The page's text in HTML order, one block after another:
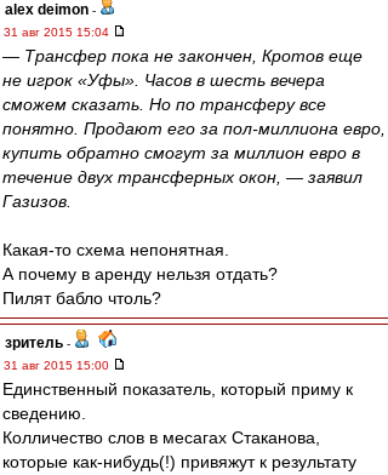
alex deimon -
31 авг 2015 15:04
— Трансфер пока не закончен, Кротов еще
не игрок «Уфы». Часов в шесть вечера
сможем сказать. Но по трансферу все
понятно. Продают его за пол-миллиона евро,
купить обратно смогут за миллион евро в
течение двух трансферных окон, — заявил
Газизов.
Какая-то схема непонятная.
А почему в аренду нельзя отдать?
Пилят бабло чтоль?
зpитель -
31 авг 2015 15:00
Единственный показатель, который приму к
сведению.
Колличество слов в месагах Стаканова,
которые как-нибудь(!) привяжут к результату